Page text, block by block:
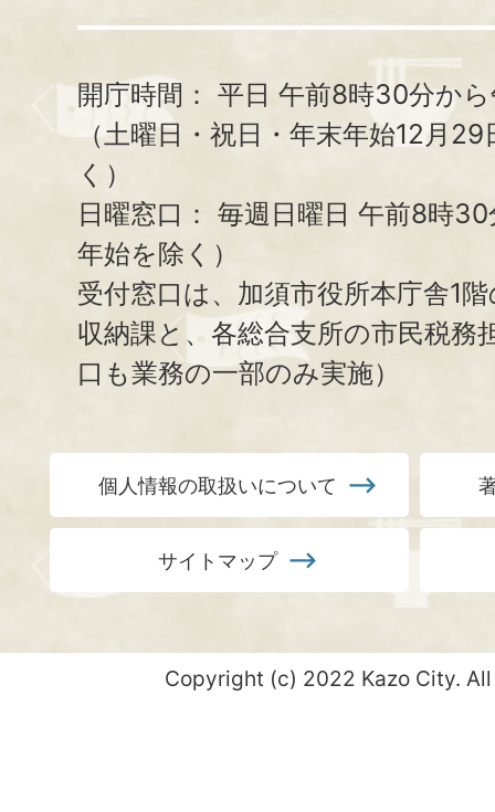
開庁時間： 平日 午前8時30分か
（土曜日・祝日・年末年始12月
く）
日曜窓口： 毎週日曜日 午前8時
年始を除く）
受付窓口は、加須市役所本庁舎1
収納課と、 各総合支所の市民税務
口も業務の一部のみ実施）
個人情報の取扱いについて
サイトマップ
Copyright (c) 2022 Kazo City.